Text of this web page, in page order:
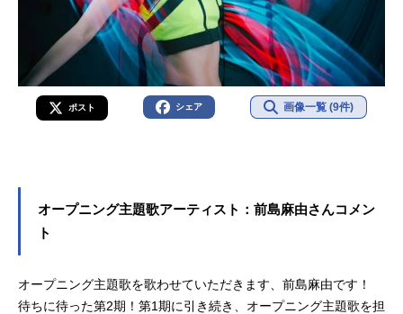
ポスト シェア 画像一覧 (9件)
オープニング主題歌アーティスト：前島麻由さんコメン
ト
オープニング主題歌を歌わせていただきます、前島麻由です！
待ちに待った第2期！第1期に引き続き、オープニング主題歌を担